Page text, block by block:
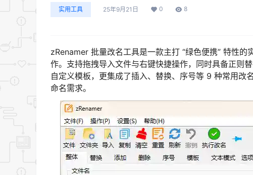
实用工具 25年9月21日 0 8
zRenamer 批量改名工具是一款主打 “绿色便携” 特性
作。支持拖拽导入文件与右键快捷操作，同时具备正则
自定义模板，更集成了插入、替换、序号等 9 种常用改
命名需求。